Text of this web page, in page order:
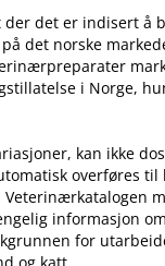
det er indisert å
det norske
i Norge,
kan ikke
overføres til
informasjon
for